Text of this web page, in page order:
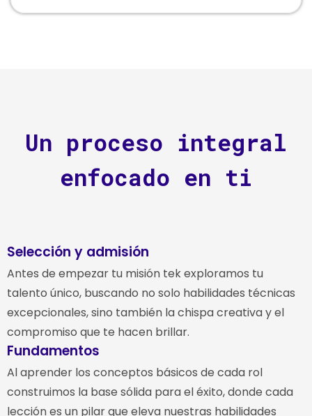
Un proceso integral
enfocado en ti
Selección y admisión
Antes de empezar tu misión tek exploramos tu
talento único, buscando no solo habilidades técnicas
excepcionales, sino también la chispa creativa y el
compromiso que te hacen brillar.
Fundamentos
Al aprender los conceptos básicos de cada rol
construimos la base sólida para el éxito, donde cada
lección es un pilar que eleva nuestras habilidades